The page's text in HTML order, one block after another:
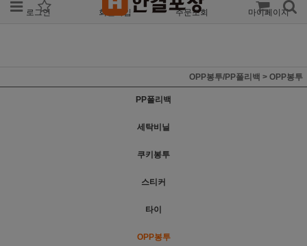
로그인 회원가입 주문조회 마이페이지
OPP봉투/PP폴리백 > OPP봉투
PP폴리백
세탁비닐
쿠키봉투
스티커
타이
OPP봉투